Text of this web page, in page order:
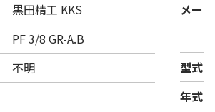
黒田精工 KKS
PF 3/8 GR-A.B
不明
メー
型式
年式